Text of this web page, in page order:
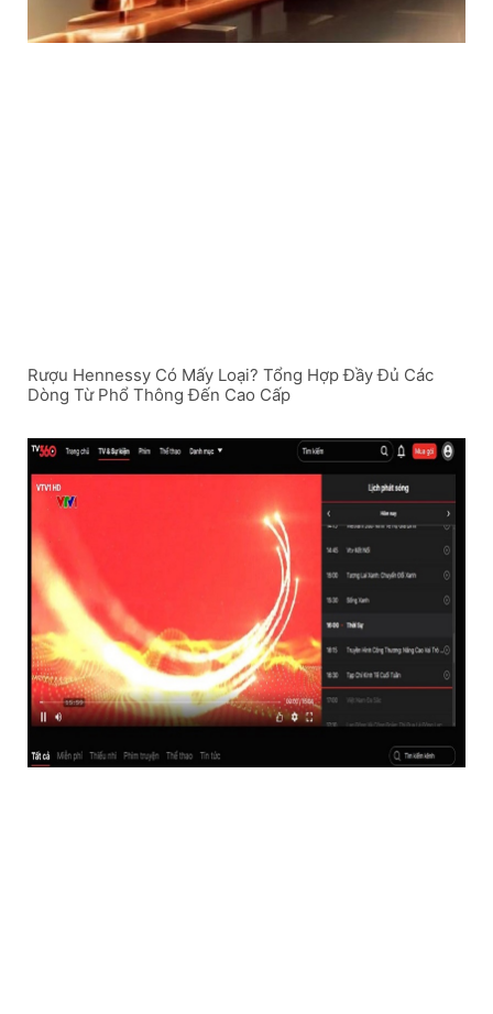
Rượu Hennessy Có Mấy Loại? Tổng Hợp Đầy Đủ Các
Dòng Từ Phổ Thông Đến Cao Cấp